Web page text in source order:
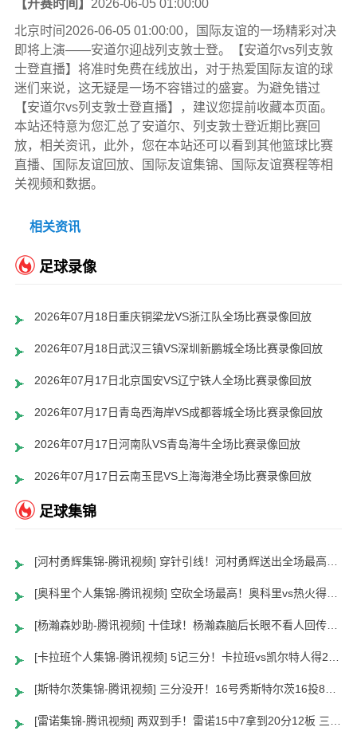
【开赛时间】 2026-06-05 01:00:00
北京时间2026-06-05 01:00:00，国际友谊的一场精彩对决
即将上演——安道尔迎战列支敦士登。【安道尔vs列支敦
士登直播】将准时免费在线放出，对于热爱国际友谊的球
迷们来说，这无疑是一场不容错过的盛宴。为避免错过
【安道尔vs列支敦士登直播】，建议您提前收藏本页面。
本站还特意为您汇总了安道尔、列支敦士登近期比赛回
放，相关资讯，此外，您在本站还可以看到其他篮球比赛
直播、国际友谊回放、国际友谊集锦、国际友谊赛程等相
关视频和数据。
相关资讯
足球录像
2026年07月18日重庆铜梁龙VS浙江队全场比赛录像回放
2026年07月18日武汉三镇VS深圳新鹏城全场比赛录像回放
2026年07月17日北京国安VS辽宁铁人全场比赛录像回放
2026年07月17日青岛西海岸VS成都蓉城全场比赛录像回放
2026年07月17日河南队VS青岛海牛全场比赛录像回放
2026年07月17日云南玉昆VS上海海港全场比赛录像回放
足球集锦
[河村勇辉集锦-腾讯视频] 穿针引线！河村勇辉送出全场最高12助攻 8中2拿到5分5板
[奥科里个人集锦-腾讯视频] 空砍全场最高！奥科里vs热火得27分4板
[杨瀚森妙助-腾讯视频] 十佳球！杨瀚森脑后长眼不看人回传助队友暴扣
[卡拉班个人集锦-腾讯视频] 5记三分！卡拉班vs凯尔特人得21+8
[斯特尔茨集锦-腾讯视频] 三分没开！16号秀斯特尔茨16投8中&三分8中2得到22分2板6助
[雷诺集锦-腾讯视频] 两双到手！雷诺15中7拿到20分12板 三分5中2